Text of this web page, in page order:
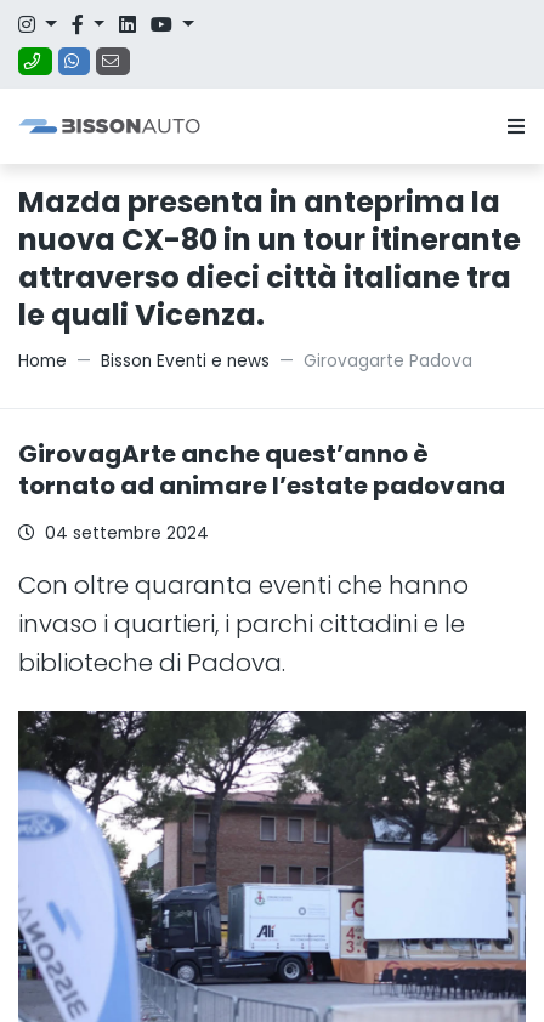
Mazda presenta in anteprima la
nuova CX-80 in un tour itinerante
attraverso dieci città italiane tra
le quali Vicenza.
Home Bisson Eventi e news Girovagarte Padova
GirovagArte anche quest’anno è
tornato ad animare l’estate padovana
04 settembre 2024
Con oltre quaranta eventi che hanno
invaso i quartieri, i parchi cittadini e le
biblioteche di Padova.